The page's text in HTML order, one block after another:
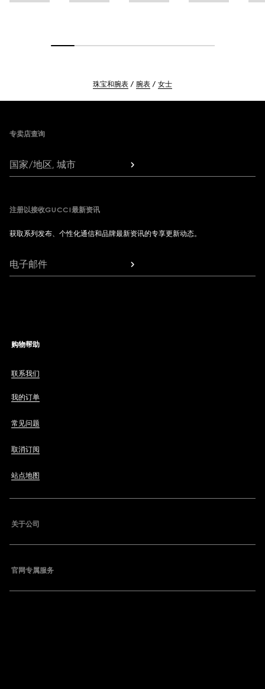
珠宝和腕表 腕表 女士
专卖店查询
国家/地区, 城市
注册以接收GUCCI最新资讯
获取系列发布、个性化通信和品牌最新资讯的专享更新动态。
电子邮件
购物帮助
联系我们
我的订单
常见问题
取消订阅
站点地图
关于公司
官网专属服务